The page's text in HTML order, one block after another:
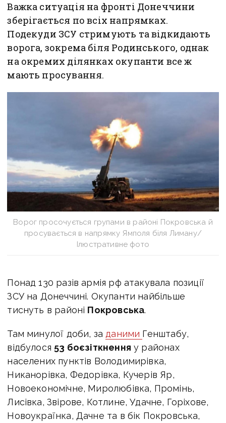
Важка ситуація на фронті Донеччини
зберігається по всіх напрямках.
Подекуди ЗСУ стримують та відкидають
ворога, зокрема біля Родинського, однак
на окремих ділянках окупанти все ж
мають просування.
Ворог просочується групами в районі Покровська й
просувається в напрямку Ямполя біля Лиману/
Ілюстративне фото
Понад 130 разів армія рф атакувала позиції
ЗСУ на Донеччині. Окупанти найбільше
тиснуть в районі Покровська.
Там минулої доби, за даними Генштабу,
відбулося 53 боєзіткнення у районах
населених пунктів Володимирівка,
Никанорівка, Федорівка, Кучерів Яр,
Новоекономічне, Миролюбівка, Промінь,
Лисівка, Звірове, Котлине, Удачне, Горіхове,
Новоукраїнка, Дачне та в бік Покровська,